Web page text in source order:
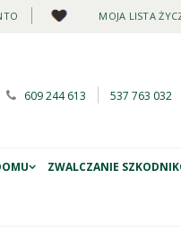
MOJA LISTA
609 244 613 537 763 032
ZWALCZANIE